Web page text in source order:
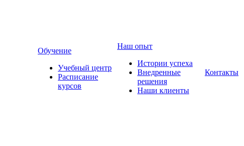
Обучение
Учебный центр
Расписание
курсов
Наш опыт
Истории успеха
Внедренные
решения
Наши клиенты
Контакты